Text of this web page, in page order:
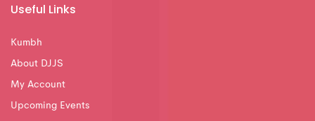
Useful Links
Kumbh
About DJJS
My Account
Upcoming Events